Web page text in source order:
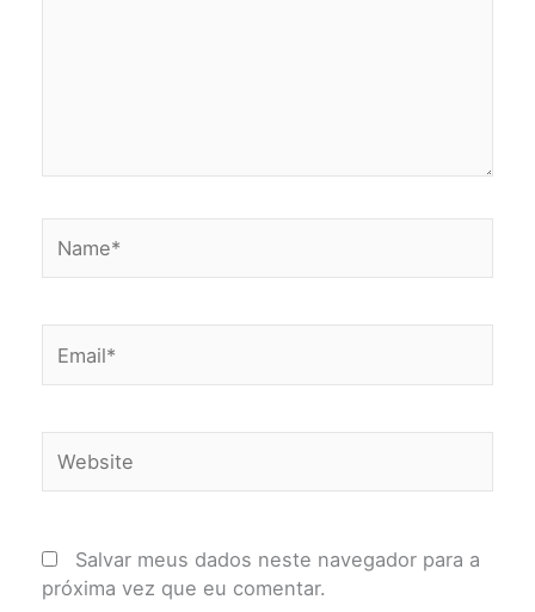
Salvar meus dados neste navegador para a
próxima vez que eu comentar.